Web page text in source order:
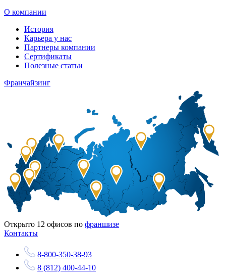
О компании
История
Карьера у нас
Партнеры компании
Сертификаты
Полезные статьи
Франчайзинг
Открыто 12 офисов по франшизе
Контакты
8-800-350-38-93
8 (812) 400-44-10